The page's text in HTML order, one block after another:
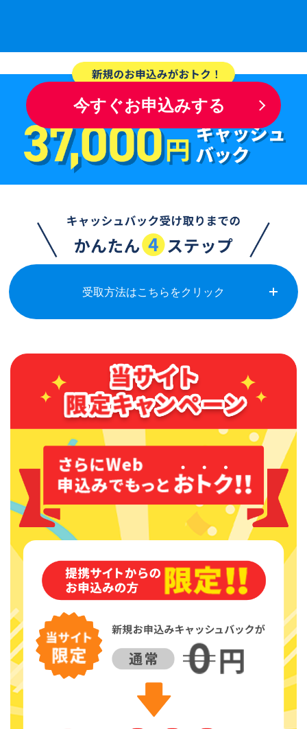
受取方法はこちらをクリック
今すぐお申込みする